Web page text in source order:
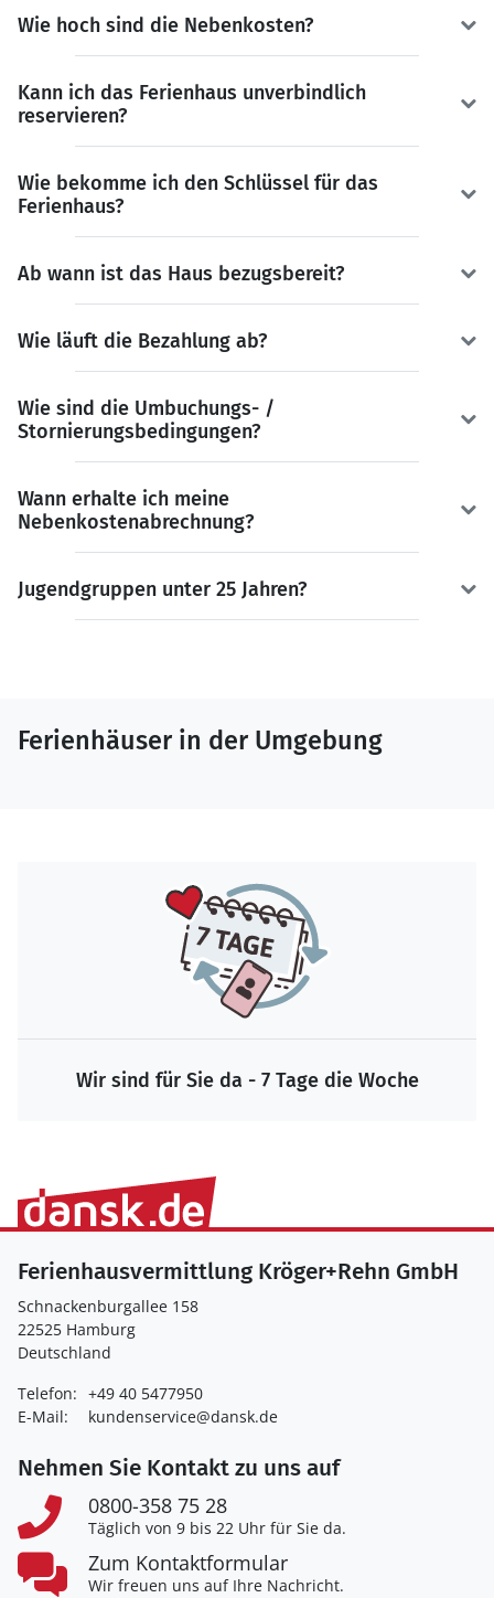
Wie hoch sind die Nebenkosten?
Kann ich das Ferienhaus unverbindlich
reservieren?
Wie bekomme ich den Schlüssel für das
Ferienhaus?
Ab wann ist das Haus bezugsbereit?
Wie läuft die Bezahlung ab?
Wie sind die Umbuchungs- /
Stornierungsbedingungen?
Wann erhalte ich meine
Nebenkostenabrechnung?
Jugendgruppen unter 25 Jahren?
Ferienhäuser in der Umgebung
Wir sind für Sie da - 7 Tage die Woche
Ferienhausvermittlung Kröger+Rehn GmbH
Schnackenburgallee 158
22525 Hamburg
Deutschland
Telefon: +49 40 5477950
E-Mail:
kundenservice@dansk.de
Nehmen Sie Kontakt zu uns auf
0800-358 75 28
Täglich von 9 bis 22 Uhr für Sie da.
Zum Kontaktformular
Wir freuen uns auf Ihre Nachricht.